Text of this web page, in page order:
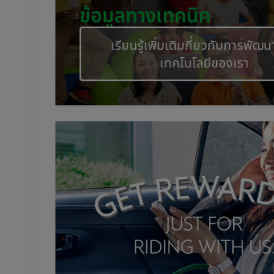
ข้อมูลทางเทคนิค
เรียนรู้เพิ่มเติมกี่ยวกับการพัฒน
เทคโนโลยีของเรา